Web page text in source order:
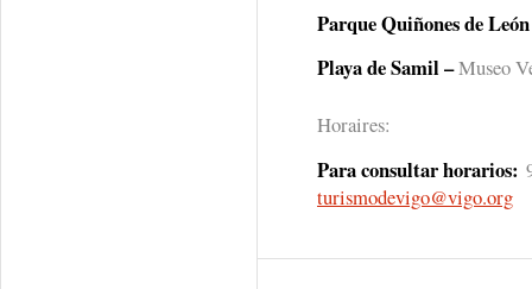
Parque Quiñones de
Playa de Samil –Museo
Horaires:
Para consultar horarios:
turismodevigo@vigo.org